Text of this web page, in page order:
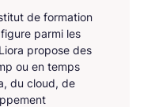
de formation
parmi les
propose des
ou en temps
du cloud, de